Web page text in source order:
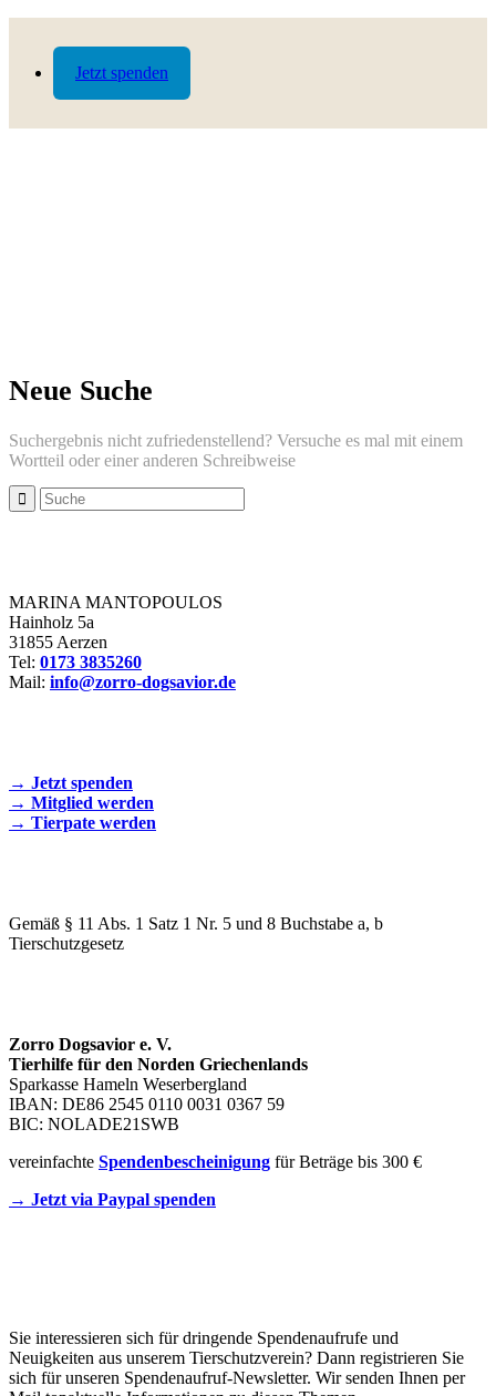
Jetzt spenden
Neue Suche
Suchergebnis nicht zufriedenstellend? Versuche es mal mit einem
Wortteil oder einer anderen Schreibweise
MARINA MANTOPOULOS
Hainholz 5a
31855 Aerzen
Tel: 0173 3835260
Mail: info@zorro-dogsavior.de
→ Jetzt spenden
→ Mitglied werden
→ Tierpate werden
Gemäß § 11 Abs. 1 Satz 1 Nr. 5 und 8 Buchstabe a, b
Tierschutzgesetz
Zorro Dogsavior e. V.
Tierhilfe für den Norden Griechenlands
Sparkasse Hameln Weserbergland
IBAN: DE86 2545 0110 0031 0367 59
BIC: NOLADE21SWB
vereinfachte Spendenbescheinigung für Beträge bis 300 €
→ Jetzt via Paypal spenden
Sie interessieren sich für dringende Spendenaufrufe und
Neuigkeiten aus unserem Tierschutzverein? Dann registrieren Sie
sich für unseren Spendenaufruf-Newsletter. Wir senden Ihnen per